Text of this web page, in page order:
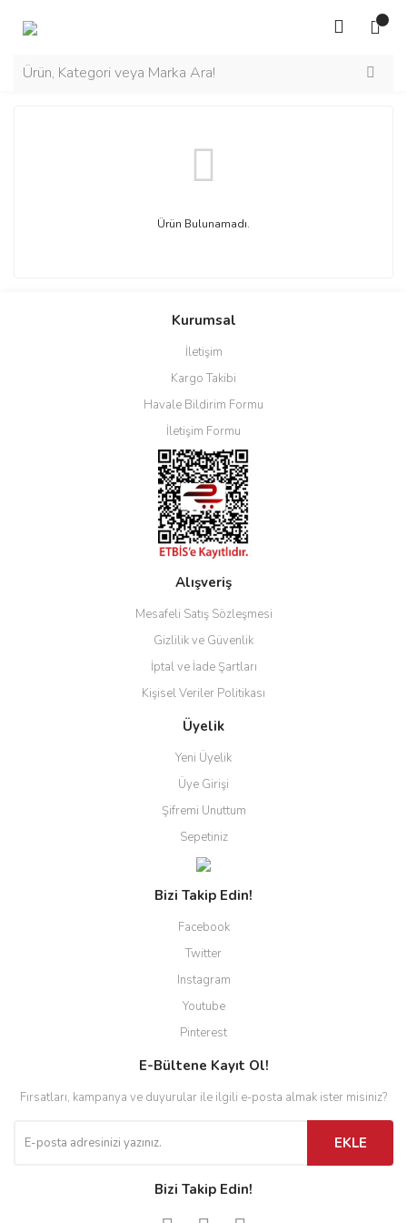
Ürün Bulunamadı.
Kurumsal
İletişim
Kargo Takibi
Havale Bildirim Formu
İletişim Formu
Alışveriş
Mesafeli Satış Sözleşmesi
Gizlilik ve Güvenlik
İptal ve İade Şartları
Kişisel Veriler Politikası
Üyelik
Yeni Üyelik
Üye Girişi
Şifremi Unuttum
Sepetiniz
Bizi Takip Edin!
Facebook
Twitter
Instagram
Youtube
Pinterest
E-Bültene Kayıt Ol!
Fırsatları, kampanya ve duyurular ile ilgili e-posta almak ister misiniz?
EKLE
Bizi Takip Edin!